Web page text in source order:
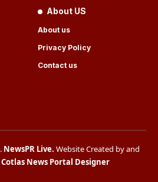
About US
About us
Privacy Policy
Contact us
NewsPR Live. Website Created by and
Cotlas News Portal Designer